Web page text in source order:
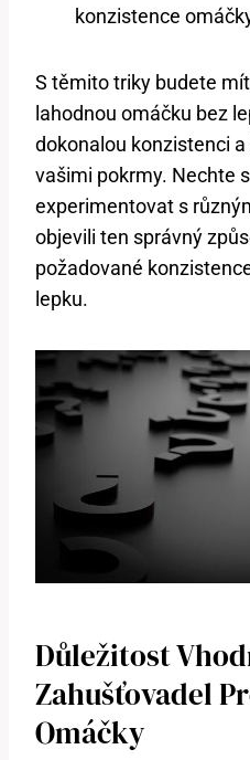
konzistence
S těmito triky budete
lahodnou omáčku bez
dokonalou konzistenci
vašimi pokrmy. Nechte
experimentovat s
objevili ten správný
požadované
lepku.
Důležitost
Zahušťovadel
Omáčky